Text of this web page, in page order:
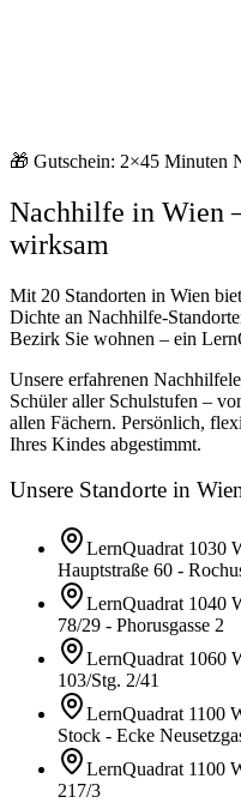
🎁 Gutschein: 2×45 Minuten
Nachhilfe in Wien
wirksam
Mit 20 Standorten in Wien
Dichte an Nachhilfe-
Bezirk Sie wohnen – ein
Unsere erfahrenen
Schüler aller Schulstufen –
allen Fächern. Persönlich,
Ihres Kindes abgestimmt.
Unsere Standorte in
LernQuadrat 1030
Hauptstraße 60 -
LernQuadrat 1040
78/29 - Phorusgasse 2
LernQuadrat 1060
103/Stg. 2/41
LernQuadrat 1100
Stock - Ecke
LernQuadrat 1100
217/3